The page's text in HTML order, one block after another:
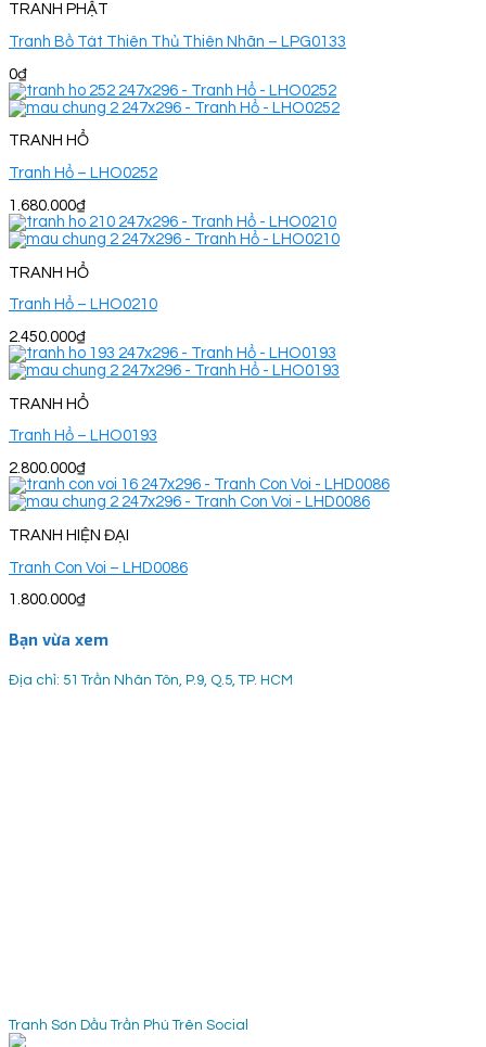
TRANH PHẬT
Tranh Bồ Tát Thiên Thủ Thiên Nhãn – LPG0133
0₫
TRANH HỔ
Tranh Hổ – LHO0252
1.680.000₫
TRANH HỔ
Tranh Hổ – LHO0210
2.450.000₫
TRANH HỔ
Tranh Hổ – LHO0193
2.800.000₫
TRANH HIỆN ĐẠI
Tranh Con Voi – LHD0086
1.800.000₫
Bạn vừa xem
Địa chỉ: 51 Trần Nhân Tôn, P.9, Q.5, TP. HCM
Tranh Sơn Dầu Trần Phú Trên Social